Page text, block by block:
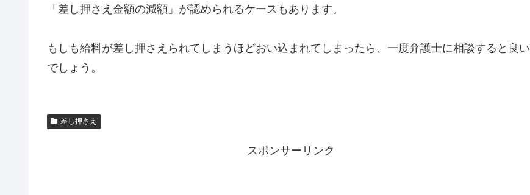
「差し押さえ金額の減額」が認められるケースもあります。
もしも給料が差し押さえられてしまうほどおい込まれてしまったら、一度弁護士に相談すると良い
でしょう。
差し押さえ
スポンサーリンク